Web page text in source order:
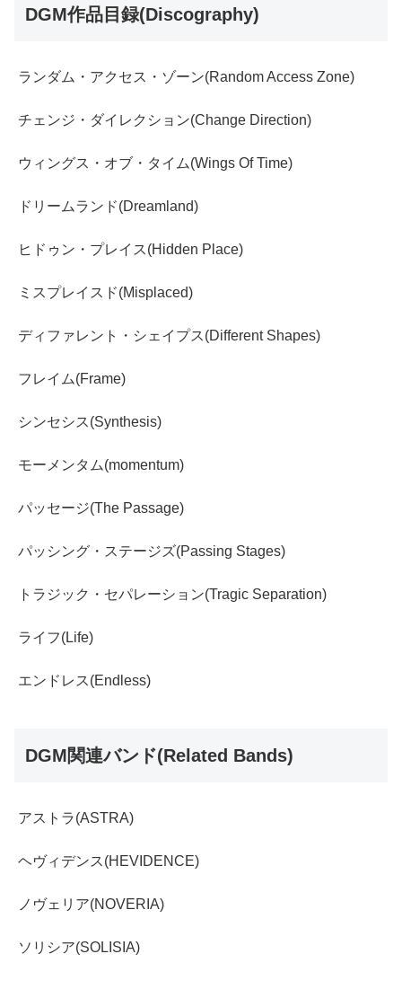
DGM作品目録(Discography)
ランダム・アクセス・ゾーン(Random Access Zone)
チェンジ・ダイレクション(Change Direction)
ウィングス・オブ・タイム(Wings Of Time)
ドリームランド(Dreamland)
ヒドゥン・プレイス(Hidden Place)
ミスプレイスド(Misplaced)
ディファレント・シェイプス(Different Shapes)
フレイム(Frame)
シンセシス(Synthesis)
モーメンタム(momentum)
パッセージ(The Passage)
パッシング・ステージズ(Passing Stages)
トラジック・セパレーション(Tragic Separation)
ライフ(Life)
エンドレス(Endless)
DGM関連バンド(Related Bands)
アストラ(ASTRA)
ヘヴィデンス(HEVIDENCE)
ノヴェリア(NOVERIA)
ソリシア(SOLISIA)